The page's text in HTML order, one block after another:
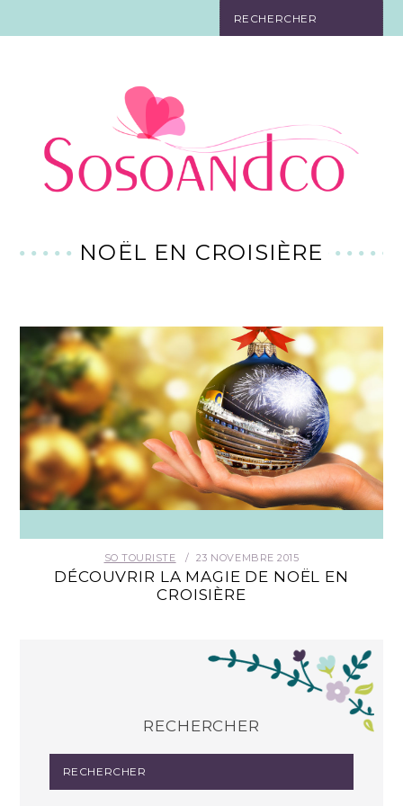
SO EN FORME
SO IN LOVE
SO PRATIQUE
CONTACT
NOËL EN CROISIÈRE
SO TOURISTE 23 NOVEMBRE 2015
DÉCOUVRIR LA MAGIE DE NOËL EN
CROISIÈRE
RECHERCHER